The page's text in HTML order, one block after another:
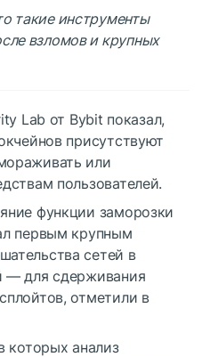
такие инструменты
взломов и крупных
Lab от Bybit показал,
присутствуют
или
пользователей.
функции заморозки
первым крупным
сетей в
— для сдерживания
отметили в
которых анализ